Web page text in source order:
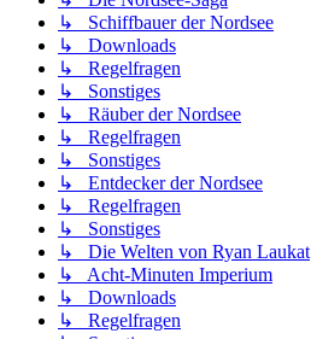
↳ Schiffbauer der Nordsee
↳ Downloads
↳ Regelfragen
↳ Sonstiges
↳ Räuber der Nordsee
↳ Regelfragen
↳ Sonstiges
↳ Entdecker der Nordsee
↳ Regelfragen
↳ Sonstiges
↳ Die Welten von Ryan Laukat
↳ Acht-Minuten Imperium
↳ Downloads
↳ Regelfragen